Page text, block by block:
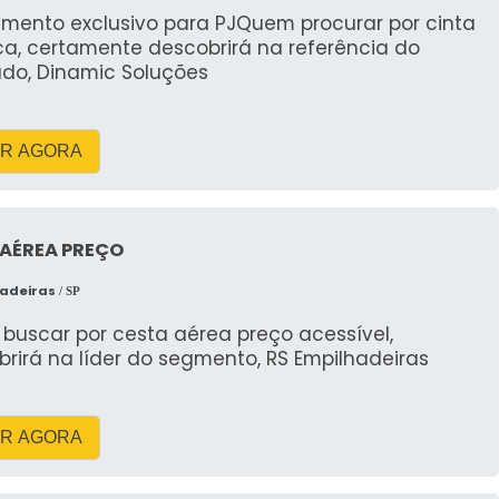
preciso para instalação, carga descarga
equipamentos e sucata, planejamento de rota e
CAMINHÃO
CONTAINERS
para obra e logística local, destacando cada
articulado e opções de container para
exclusivo para PJQuem procurar por cinta
certamente descobrirá na referência do
Dinamic Soluções
AGORA
PREÇO
/ SP
por cesta aérea preço acessível,
na líder do segmento, RS Empilhadeiras
AGORA